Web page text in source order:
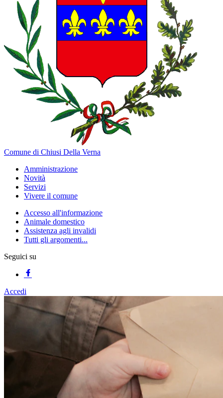
Comune di Chiusi Della Verna
Amministrazione
Novità
Servizi
Vivere il comune
Accesso all'informazione
Animale domestico
Assistenza agli invalidi
Tutti gli argomenti...
Seguici su
Accedi